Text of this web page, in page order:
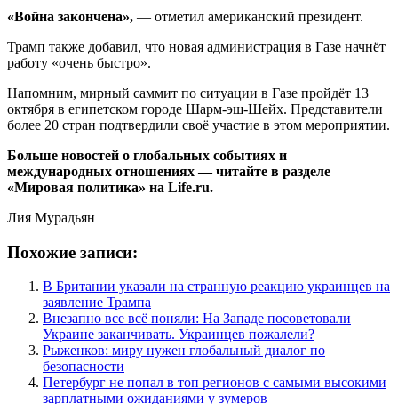
«Война закончена», — отметил американский президент.
Трамп также добавил, что новая администрация в Газе начнёт
работу «очень быстро».
Напомним, мирный саммит по ситуации в Газе пройдёт 13
октября в египетском городе Шарм-эш-Шейх. Представители
более 20 стран подтвердили своё участие в этом мероприятии.
Больше новостей о глобальных событиях и
международных отношениях — читайте в разделе
«Мировая политика» на Life.ru.
Лия Мурадьян
Похожие записи:
В Британии указали на странную реакцию украинцев на
заявление Трампа
Внезапно все всё поняли: На Западе посоветовали
Украине заканчивать. Украинцев пожалели?
Рыженков: миру нужен глобальный диалог по
безопасности
Петербург не попал в топ регионов с самыми высокими
зарплатными ожиданиями у зумеров